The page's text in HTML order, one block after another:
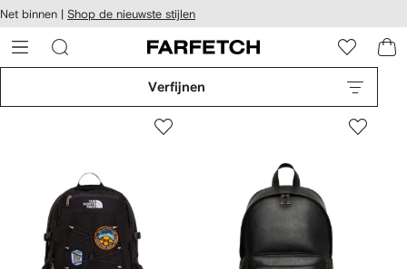
over en
naar de
Net binnen | Shop de nieuwste stijlen
Verfijnen